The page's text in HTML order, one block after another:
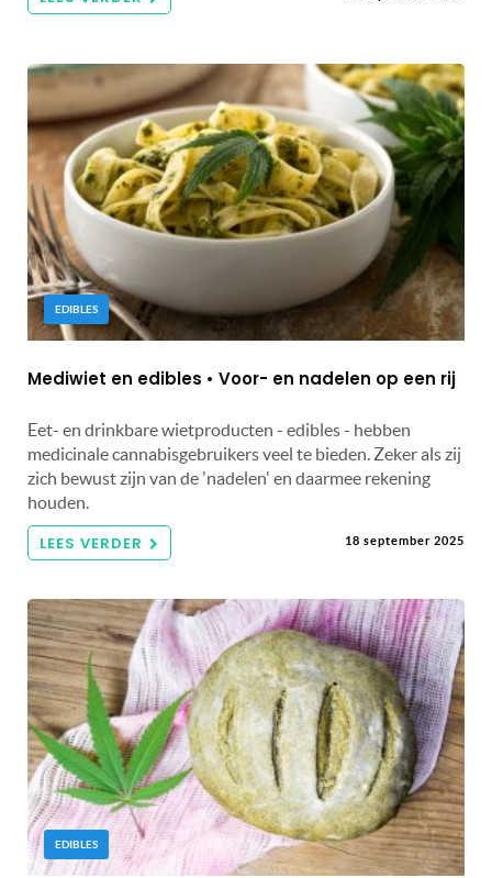
EDIBLES
Mediwiet en edibles • Voor- en nadelen op een rij
Eet- en drinkbare wietproducten - edibles - hebben
medicinale cannabisgebruikers veel te bieden. Zeker als zij
zich bewust zijn van de 'nadelen' en daarmee rekening
houden.
LEES VERDER 18 september 2025
EDIBLES